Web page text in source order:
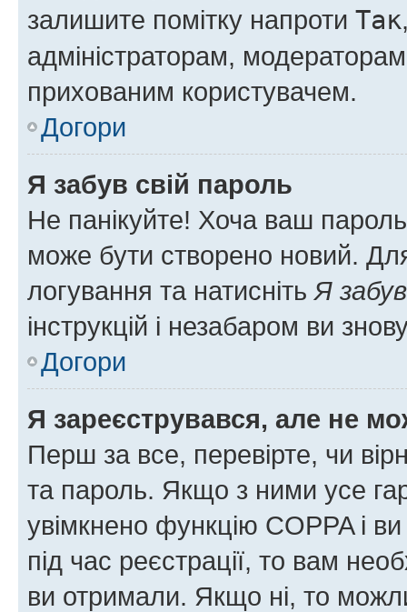
залишите помітку напроти Так
адміністраторам,
прихованим користувачем.
Догори
Я забув свій пароль
Не панікуйте! Хоча ваш
може бути створено новий.
логування та натисніть Я
інструкцій і незабаром ви
Догори
Я зареєструвався, але не
Перш за все, перевірте, чи
та пароль. Якщо з ними усе
увімкнено функцію COPPA і
під час реєстрації, то вам
ви отримали. Якщо ні, то